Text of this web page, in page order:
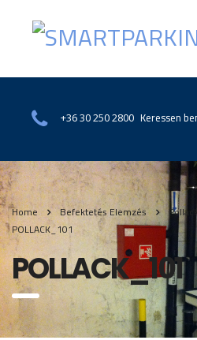
+36 30 250 2800 Keressen
Home Befektetés Elemzés
POLLACK_101
POLLACK_101